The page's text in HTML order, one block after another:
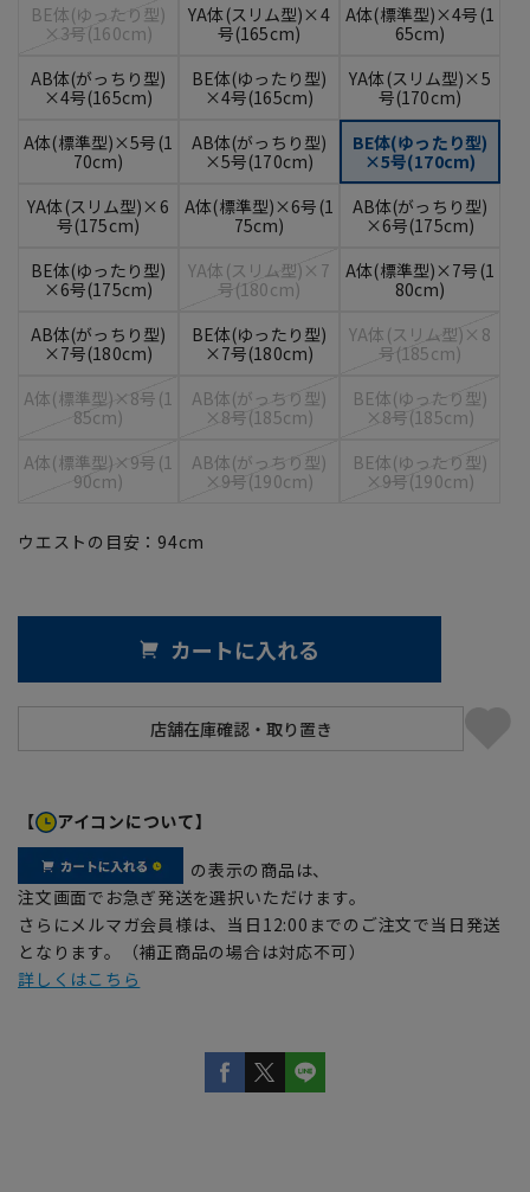
BE体(ゆったり型)
×3号(160cm)
YA体(スリム型)×4
号(165cm)
A体(標準型)×4号(1
65cm)
AB体(がっちり型)
×4号(165cm)
BE体(ゆったり型)
×4号(165cm)
YA体(スリム型)×5
号(170cm)
A体(標準型)×5号(1
70cm)
AB体(がっちり型)
×5号(170cm)
BE体(ゆったり型)
×5号(170cm)
YA体(スリム型)×6
号(175cm)
A体(標準型)×6号(1
75cm)
AB体(がっちり型)
×6号(175cm)
BE体(ゆったり型)
×6号(175cm)
YA体(スリム型)×7
号(180cm)
A体(標準型)×7号(1
80cm)
AB体(がっちり型)
×7号(180cm)
BE体(ゆったり型)
×7号(180cm)
YA体(スリム型)×8
号(185cm)
A体(標準型)×8号(1
85cm)
AB体(がっちり型)
×8号(185cm)
BE体(ゆったり型)
×8号(185cm)
A体(標準型)×9号(1
90cm)
AB体(がっちり型)
×9号(190cm)
BE体(ゆったり型)
×9号(190cm)
ウエストの目安： 94cm
カートに入れる
【 アイコンについて】
の表示の商品は、
注文画面でお急ぎ発送を選択いただけます。
さらにメルマガ会員様は、当日12:00までのご注文で当日発送
となります。（補正商品の場合は対応不可）
詳しくはこちら